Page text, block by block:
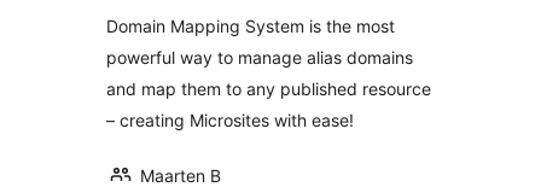
Domains (multisite
optional)
Domain Mapping System is the most
powerful way to manage alias domains
and map them to any published resource
– creating Microsites with ease!
Maarten B